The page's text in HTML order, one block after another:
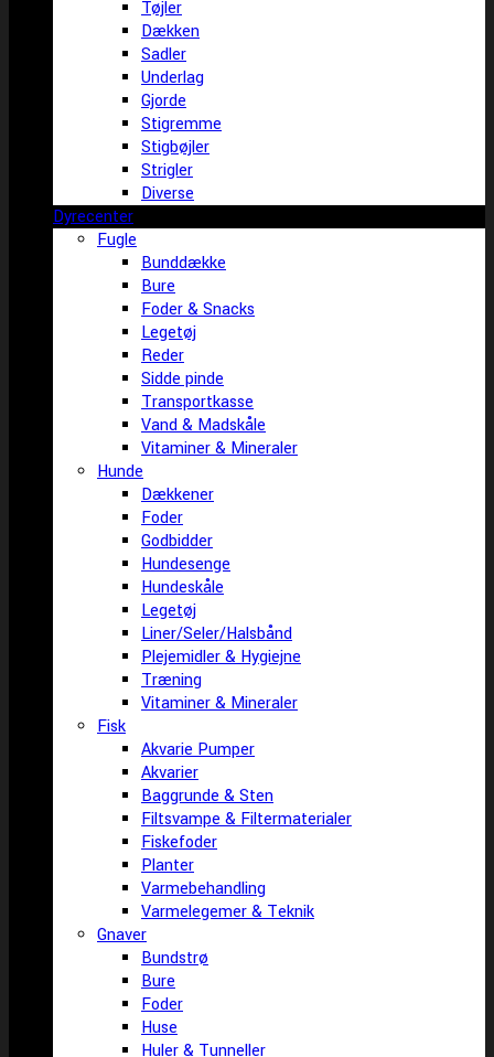
Tøjler
Dækken
Sadler
Underlag
Gjorde
Stigremme
Stigbøjler
Strigler
Diverse
Dyrecenter
Fugle
Bunddække
Bure
Foder & Snacks
Legetøj
Reder
Sidde pinde
Transportkasse
Vand & Madskåle
Vitaminer & Mineraler
Hunde
Dækkener
Foder
Godbidder
Hundesenge
Hundeskåle
Legetøj
Liner/Seler/Halsbånd
Plejemidler & Hygiejne
Træning
Vitaminer & Mineraler
Fisk
Akvarie Pumper
Akvarier
Baggrunde & Sten
Filtsvampe & Filtermaterialer
Fiskefoder
Planter
Varmebehandling
Varmelegemer & Teknik
Gnaver
Bundstrø
Bure
Foder
Huse
Huler & Tunneller